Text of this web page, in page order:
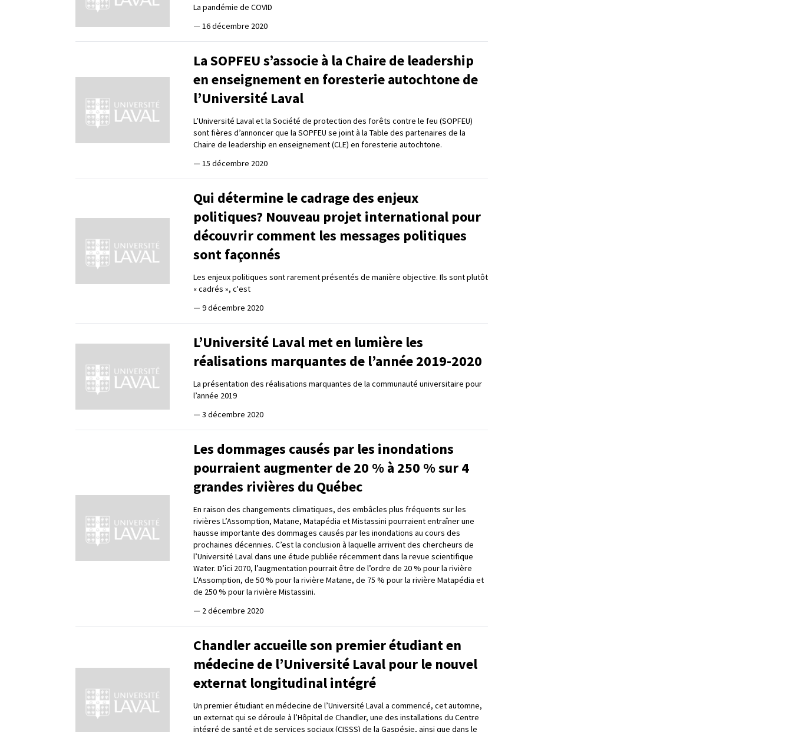
La pandémie de COVID
— 16 décembre 2020
La SOPFEU s’associe à la Chaire de leadership
en enseignement en foresterie autochtone de
l’Université Laval
L’Université Laval et la Société de protection des forêts contre le feu (SOPFEU)
sont fières d’annoncer que la SOPFEU se joint à la Table des partenaires de la
Chaire de leadership en enseignement (CLE) en foresterie autochtone.
— 15 décembre 2020
Qui détermine le cadrage des enjeux
politiques? Nouveau projet international pour
découvrir comment les messages politiques
sont façonnés
Les enjeux politiques sont rarement présentés de manière objective. Ils sont plutôt
« cadrés », c'est
— 9 décembre 2020
L’Université Laval met en lumière les
réalisations marquantes de l’année 2019-2020
La présentation des réalisations marquantes de la communauté universitaire pour
l’année 2019
— 3 décembre 2020
Les dommages causés par les inondations
pourraient augmenter de 20 % à 250 % sur 4
grandes rivières du Québec
En raison des changements climatiques, des embâcles plus fréquents sur les
rivières L’Assomption, Matane, Matapédia et Mistassini pourraient entraîner une
hausse importante des dommages causés par les inondations au cours des
prochaines décennies. C’est la conclusion à laquelle arrivent des chercheurs de
l’Université Laval dans une étude publiée récemment dans la revue scientifique
Water. D’ici 2070, l’augmentation pourrait être de l’ordre de 20 % pour la rivière
L’Assomption, de 50 % pour la rivière Matane, de 75 % pour la rivière Matapédia et
de 250 % pour la rivière Mistassini.
— 2 décembre 2020
Chandler accueille son premier étudiant en
médecine de l’Université Laval pour le nouvel
externat longitudinal intégré
Un premier étudiant en médecine de l’Université Laval a commencé, cet automne,
un externat qui se déroule à l’Hôpital de Chandler, une des installations du Centre
intégré de santé et de services sociaux (CISSS) de la Gaspésie, ainsi que dans le